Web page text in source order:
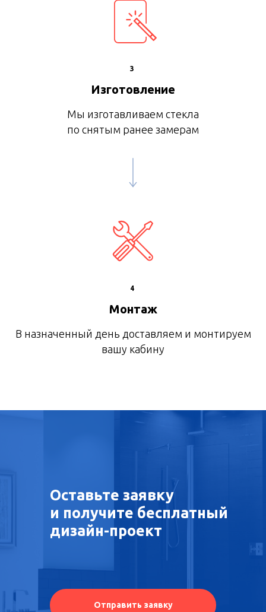
3
Изготовление
Мы изготавливаем стекла
по снятым ранее замерам
4
Монтаж
В назначенный день доставляем и монтируем
вашу кабину
Оставьте заявку
и получите бесплатный
дизайн-проект
Отправить заявку